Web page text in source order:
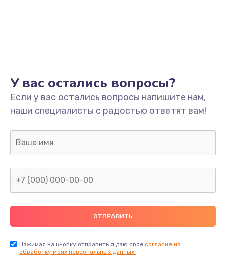
У вас остались вопросы?
Если у вас остались вопросы напишите нам,
наши специалисты с радостью ответят вам!
Нажимая на кнопку отправить я даю свое согласие на
обработку моих персональных данных.